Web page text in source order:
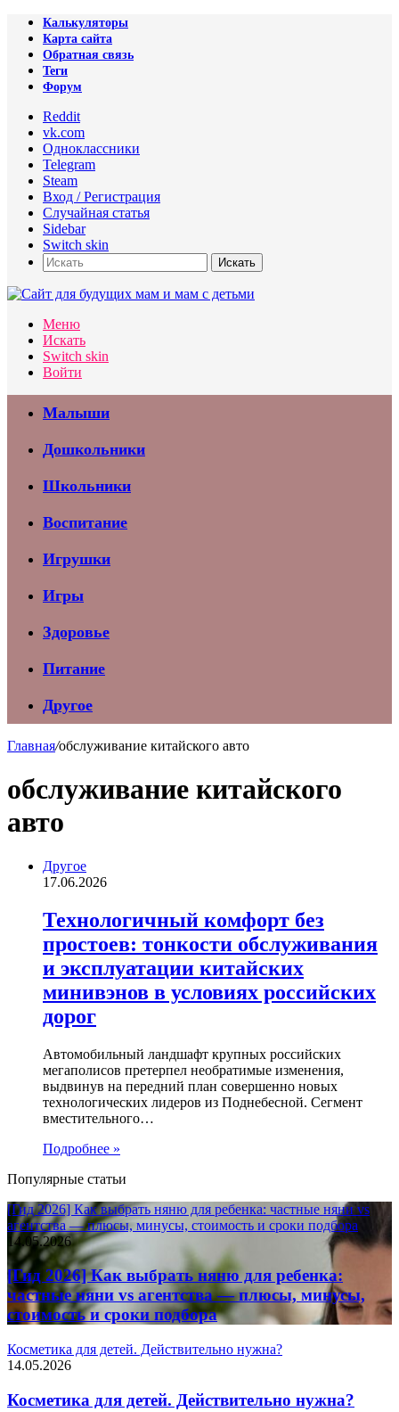
Калькуляторы
Карта сайта
Обратная связь
Теги
Форум
Reddit
vk.com
Одноклассники
Telegram
Steam
Вход / Регистрация
Случайная статья
Sidebar
Switch skin
Искать
Меню
Искать
Switch skin
Войти
Малыши
Дошкольники
Школьники
Воспитание
Игрушки
Игры
Здоровье
Питание
Другое
Главная/обслуживание китайского авто
обслуживание китайского
авто
Другое
17.06.2026
Технологичный комфорт без
простоев: тонкости обслуживания
и эксплуатации китайских
минивэнов в условиях российских
дорог
Автомобильный ландшафт крупных российских
мегаполисов претерпел необратимые изменения,
выдвинув на передний план совершенно новых
технологических лидеров из Поднебесной. Сегмент
вместительного…
Подробнее »
Популярные статьи
[Гид 2026] Как выбрать няню для ребенка: частные няни vs
агентства — плюсы, минусы, стоимость и сроки подбора
14.05.2026
[Гид 2026] Как выбрать няню для ребенка:
частные няни vs агентства — плюсы, минусы,
стоимость и сроки подбора
Косметика для детей. Действительно нужна?
14.05.2026
Косметика для детей. Действительно нужна?